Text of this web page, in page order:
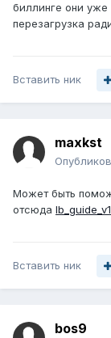
биллинге они уже
перезагрузка
Вставить ник
maxkst
Может быть
отсюда
Вставить ник
bos9